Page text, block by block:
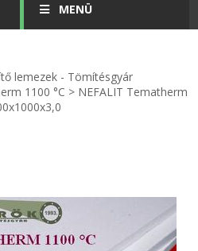
MENÜ
videók
Rólunk
Egyedi gyártás
lemezek - Tömítésgyár
1100 °C > NEFALIT Tematherm